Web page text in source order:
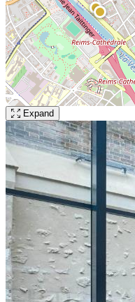
Expand